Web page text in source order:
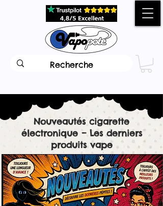
Nouveautés cigarette
électronique – Les derniers
produits vape